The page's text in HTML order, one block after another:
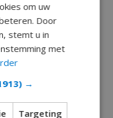
om uw
Door
stemt u in
met
→
Targeting